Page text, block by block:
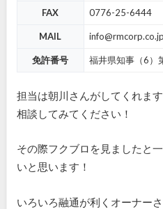
FAX 0776-25-6444
MAIL info@rmcorp.co.jp
免許番号 福井県知事（6）
担当は朝川さんがしてくれま
相談してみてください！
その際フクブロを見ましたと
いと思います！
いろいろ融通が利くオーナー